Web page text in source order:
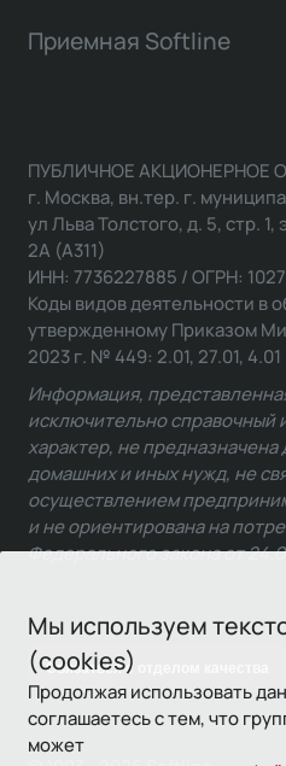
Мы используем
(cookies)
Продолжая использовать
соглашаетесь с тем, что
может
Приемная Softline
Связаться с отделом качества
ПУБЛИЧНОЕ АКЦИОНЕРНОЕ
г. Москва, вн.тер. г.
ул Льва Толстого, д. 5, стр.
2А (А311)
ИНН: 7736227885 / ОГРН:
Коды видов деятельности в
утвержденному Приказом
2023 г. № 449: 2.01, 27.01, 4.01
Информация,
исключительно справочный
характер, не
домашних и иных нужд, не
осуществлением
и не ориентирована на
Федерального закона от